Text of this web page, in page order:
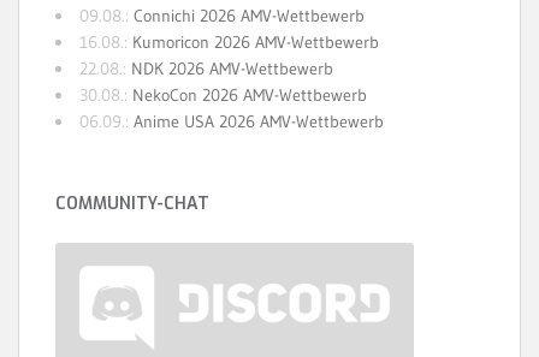
09.08.: Connichi 2026 AMV-Wettbewerb
16.08.: Kumoricon 2026 AMV-Wettbewerb
22.08.: NDK 2026 AMV-Wettbewerb
30.08.: NekoCon 2026 AMV-Wettbewerb
06.09.: Anime USA 2026 AMV-Wettbewerb
COMMUNITY-CHAT